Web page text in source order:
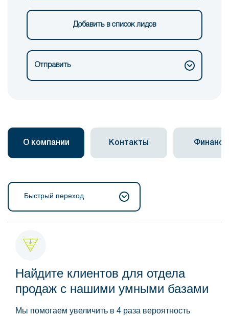
Добавить в список лидов
Отправить
О компании Контакты Финансы
Быстрый переход
Найдите клиентов для отдела
продаж с нашими умными базами
Мы помогаем увеличить в 4 раза вероятность